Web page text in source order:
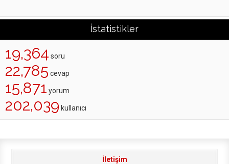
İstatistikler
19,364 soru
22,785 cevap
15,871 yorum
202,039 kullanıcı
İletişim